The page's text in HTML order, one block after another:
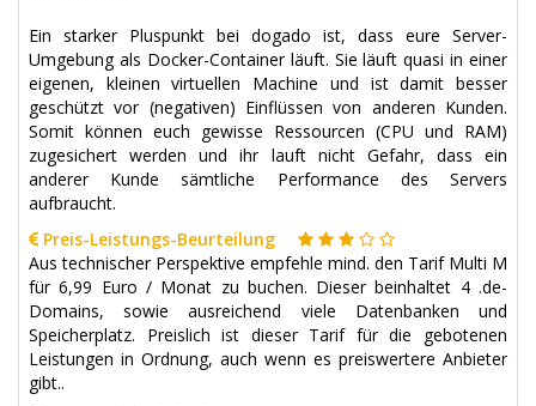
Ein starker Pluspunkt bei dogado ist, dass eure Server-
Umgebung als Docker-Container läuft. Sie läuft quasi in einer
eigenen, kleinen virtuellen Machine und ist damit besser
geschützt vor (negativen) Einflüssen von anderen Kunden.
Somit können euch gewisse Ressourcen (CPU und RAM)
zugesichert werden und ihr lauft nicht Gefahr, dass ein
anderer Kunde sämtliche Performance des Servers
aufbraucht.
Preis-Leistungs-Beurteilung
Aus technischer Perspektive empfehle mind. den Tarif Multi M
für 6,99 Euro / Monat zu buchen. Dieser beinhaltet 4 .de-
Domains, sowie ausreichend viele Datenbanken und
Speicherplatz. Preislich ist dieser Tarif für die gebotenen
Leistungen in Ordnung, auch wenn es preiswertere Anbieter
gibt..